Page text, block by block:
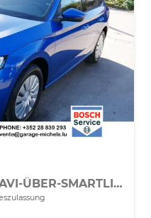
Selection 1.0 TSI DSG*NAVI-ÜBER-SMARTLINK*PDC-HI*LED*TEMPOMAT*SHZ*DAB*KLIMA